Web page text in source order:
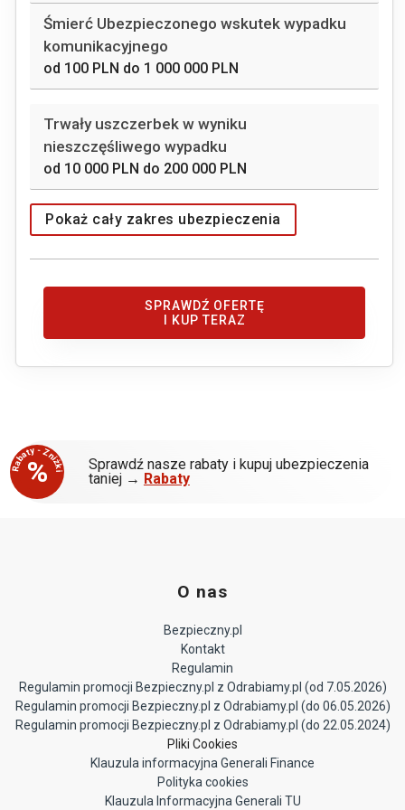
Śmierć Ubezpieczonego wskutek wypadku
komunikacyjnego
od 100 PLN do 1 000 000 PLN
Trwały uszczerbek w wyniku
nieszczęśliwego wypadku
od 10 000 PLN do 200 000 PLN
Pokaż cały zakres ubezpieczenia
SPRAWDŹ OFERTĘ
I KUP TERAZ
%
Rabaty - Zniżki
Sprawdź nasze rabaty i kupuj ubezpieczenia
taniej → Rabaty
O nas
Bezpieczny.pl
Kontakt
Regulamin
Regulamin promocji Bezpieczny.pl z Odrabiamy.pl (od 7.05.2026)
Regulamin promocji Bezpieczny.pl z Odrabiamy.pl (do 06.05.2026)
Regulamin promocji Bezpieczny.pl z Odrabiamy.pl (do 22.05.2024)
Pliki Cookies
Klauzula informacyjna Generali Finance
Polityka cookies
Klauzula Informacyjna Generali TU